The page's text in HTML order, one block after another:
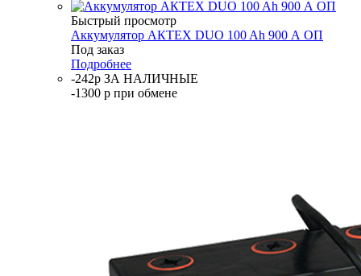
Быстрый просмотр
Аккумулятор АКТЕХ DUO 100 Ah 900 А ОП
Под заказ
Подробнее
-242р ЗА НАЛИЧНЫЕ
-1300 р при обмене